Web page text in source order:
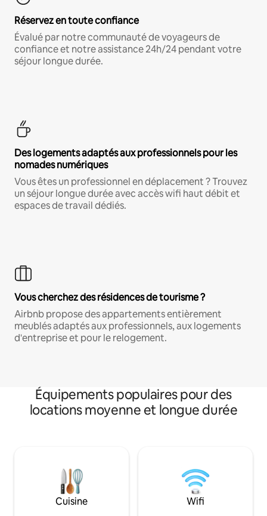
Réservez en toute confiance
Évalué par notre communauté de voyageurs de
confiance et notre assistance 24h/24 pendant votre
séjour longue durée.
Des logements adaptés aux professionnels pour les
nomades numériques
Vous êtes un professionnel en déplacement ? Trouvez
un séjour longue durée avec accès wifi haut débit et
espaces de travail dédiés.
Vous cherchez des résidences de tourisme ?
Airbnb propose des appartements entièrement
meublés adaptés aux professionnels, aux logements
d'entreprise et pour le relogement.
Équipements populaires pour des
locations moyenne et longue durée
Cuisine Wifi